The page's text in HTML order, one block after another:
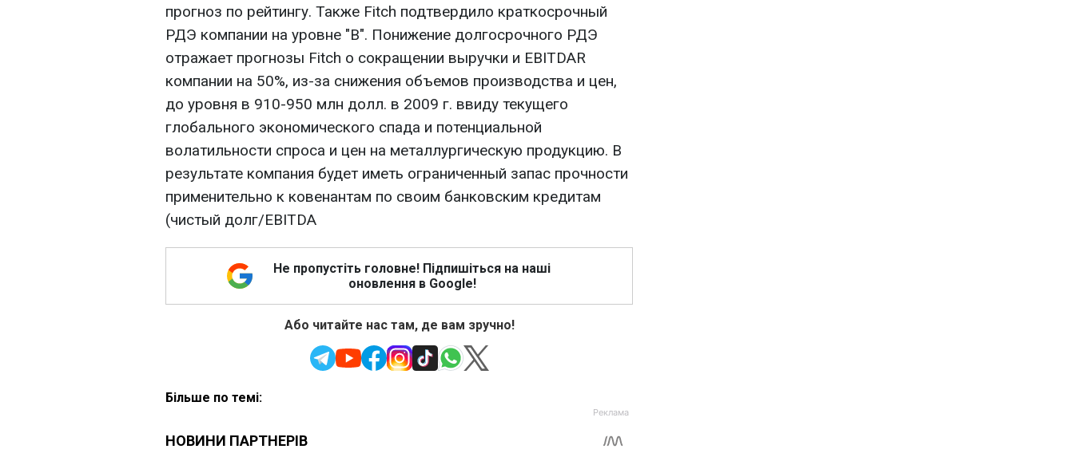
прогноз по рейтингу. Также Fitch подтвердило краткосрочный
РДЭ компании на уровне "B". Понижение долгосрочного РДЭ
отражает прогнозы Fitch о сокращении выручки и EBITDAR
компании на 50%, из-за снижения объемов производства и цен,
до уровня в 910-950 млн долл. в 2009 г. ввиду текущего
глобального экономического спада и потенциальной
волатильности спроса и цен на металлургическую продукцию. В
результате компания будет иметь ограниченный запас прочности
применительно к ковенантам по своим банковским кредитам
(чистый долг/EBITDA
Не пропустіть головне! Підпишіться на наші
оновлення в Google!
Або читайте нас там, де вам зручно!
Більше по темі: